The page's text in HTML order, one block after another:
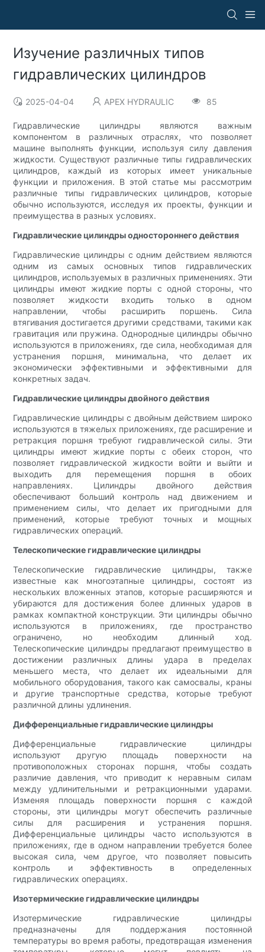
Изучение различных типов
гидравлических цилиндров
2025-04-04 APEX HYDRAULIC 85
Гидравлические цилиндры являются важным
компонентом в различных отраслях, что позволяет
машине выполнять функции, используя силу давления
жидкости. Существуют различные типы гидравлических
цилиндров, каждый из которых имеет уникальные
функции и приложения. В этой статье мы рассмотрим
различные типы гидравлических цилиндров, которые
обычно используются, исследуя их проекты, функции и
преимущества в разных условиях.
Гидравлические цилиндры одностороннего действия
Гидравлические цилиндры с одним действием являются
одним из самых основных типов гидравлических
цилиндров, используемых в различных применениях. Эти
цилиндры имеют жидкие порты с одной стороны, что
позволяет жидкости входить только в одном
направлении, чтобы расширить поршень. Сила
втягивания достигается другими средствами, такими как
гравитация или пружина. Однородные цилиндры обычно
используются в приложениях, где сила, необходимая для
устранения поршня, минимальна, что делает их
экономически эффективными и эффективными для
конкретных задач.
Гидравлические цилиндры двойного действия
Гидравлические цилиндры с двойным действием широко
используются в тяжелых приложениях, где расширение и
ретракция поршня требуют гидравлической силы. Эти
цилиндры имеют жидкие порты с обеих сторон, что
позволяет гидравлической жидкости войти и выйти и
выходить для перемещения поршня в обоих
направлениях. Цилиндры двойного действия
обеспечивают больший контроль над движением и
применением силы, что делает их пригодными для
применений, которые требуют точных и мощных
гидравлических операций.
Телескопические гидравлические цилиндры
Телескопические гидравлические цилиндры, также
известные как многоэтапные цилиндры, состоят из
нескольких вложенных этапов, которые расширяются и
убираются для достижения более длинных ударов в
рамках компактной конструкции. Эти цилиндры обычно
используются в приложениях, где пространство
ограничено, но необходим длинный ход.
Телескопические цилиндры предлагают преимущество в
достижении различных длины удара в пределах
меньшего места, что делает их идеальными для
мобильного оборудования, такого как самосвалы, краны
и другие транспортные средства, которые требуют
различной длины удлинения.
Дифференциальные гидравлические цилиндры
Дифференциальные гидравлические цилиндры
используют другую площадь поверхности на
противоположных сторонах поршня, чтобы создать
различие давления, что приводит к неравным силам
между удлинительными и ретракционными ударами.
Изменяя площадь поверхности поршня с каждой
стороны, эти цилиндры могут обеспечить различные
силы для расширения и устранения поршня.
Дифференциальные цилиндры часто используются в
приложениях, где в одном направлении требуется более
высокая сила, чем другое, что позволяет повысить
контроль и эффективность в определенных
гидравлических операциях.
Изотермические гидравлические цилиндры
Изотермические гидравлические цилиндры
предназначены для поддержания постоянной
температуры во время работы, предотвращая изменения